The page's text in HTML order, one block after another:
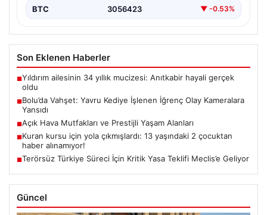
BTC 3056423 ▼ -0.53%
Son Eklenen Haberler
■Yıldırım ailesinin 34 yıllık mucizesi: Anıtkabir hayali gerçek
oldu
■Bolu’da Vahşet: Yavru Kediye İşlenen İğrenç Olay Kameralara
Yansıdı
■Açık Hava Mutfakları ve Prestijli Yaşam Alanları
■Kuran kursu için yola çıkmışlardı: 13 yaşındaki 2 çocuktan
haber alınamıyor!
■Terörsüz Türkiye Süreci İçin Kritik Yasa Teklifi Meclis’e Geliyor
Güncel